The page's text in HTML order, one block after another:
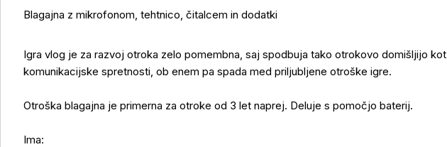
Blagajna z mikrofonom, tehtnico, čitalcem in dodatki
Igra vlog je za razvoj otroka zelo pomembna, saj spodbuja tako otrokovo domišljijo kot
komunikacijske spretnosti, ob enem pa spada med priljubljene otroške igre.
Otroška blagajna je primerna za otroke od 3 let naprej. Deluje s pomočjo baterij.
Ima: